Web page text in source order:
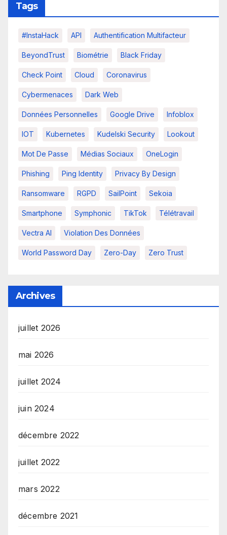
Tags
#InstaHack API Authentification Multifacteur
BeyondTrust Biométrie Black Friday
Check Point Cloud Coronavirus
Cybermenaces Dark Web
Données Personnelles Google Drive Infoblox
IOT Kubernetes Kudelski Security Lookout
Mot De Passe Médias Sociaux OneLogin
Phishing Ping Identity Privacy By Design
Ransomware RGPD SailPoint Sekoia
Smartphone Symphonic TikTok Télétravail
Vectra AI Violation Des Données
World Password Day Zero-Day Zero Trust
Archives
juillet 2026
mai 2026
juillet 2024
juin 2024
décembre 2022
juillet 2022
mars 2022
décembre 2021